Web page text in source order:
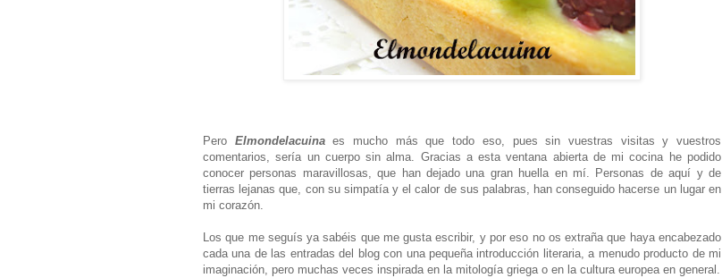
Pero Elmondelacuinaes mucho más que todo eso, pues sin vuestras visitas y vuestros
comentarios, sería un cuerpo sin alma. Gracias a esta ventana abierta de mi cocina he podido
conocer personas maravillosas, que han dejado una gran huella en mí. Personas de aquí y de
tierras lejanas que, con su simpatía y el calor de sus palabras, han conseguido hacerse un lugar en
mi corazón.
Los que me seguís ya sabéis que me gusta escribir, y por eso no os extraña que haya encabezado
cada una de las entradas del blog con una pequeña introducción literaria, a menudo producto de mi
imaginación, pero muchas veces inspirada en la mitología griega o en la cultura europea en general.